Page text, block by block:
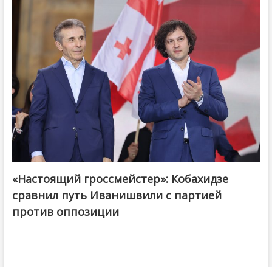
@ქართული ოცნება / Georgian Dream
«Настоящий гроссмейстер»: Кобахидзе
сравнил путь Иванишвили с партией
против оппозиции